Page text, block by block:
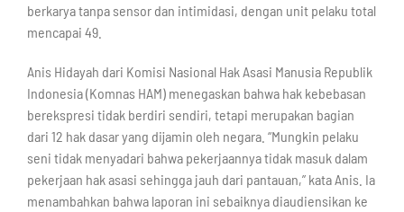
berkarya tanpa sensor dan intimidasi, dengan unit pelaku total
mencapai 49.
Anis Hidayah dari Komisi Nasional Hak Asasi Manusia Republik
Indonesia (Komnas HAM) menegaskan bahwa hak kebebasan
berekspresi tidak berdiri sendiri, tetapi merupakan bagian
dari 12 hak dasar yang dijamin oleh negara. “Mungkin pelaku
seni tidak menyadari bahwa pekerjaannya tidak masuk dalam
pekerjaan hak asasi sehingga jauh dari pantauan,” kata Anis. Ia
menambahkan bahwa laporan ini sebaiknya diaudiensikan ke